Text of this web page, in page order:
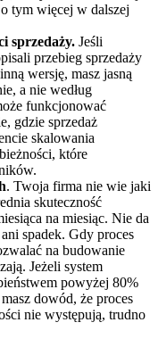
tym więcej w dalszej
sprzedaży. Jeśli
przebieg sprzedaży
wersję, masz jasną
a nie według
funkcjonować
gdzie sprzedaż
skalowania
które
. Twoja firma nie wie jaki
skuteczność
na miesiąc. Nie da
spadek. Gdy proces
na budowanie
Jeżeli system
powyżej 80%
dowód, że proces
nie występują, trudno